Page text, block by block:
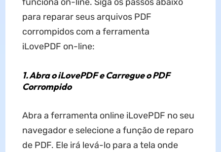
para reparar seus arquivos PDF
corrompidos com a ferramenta
iLovePDF on-line:
1. Abra o iLovePDF e Carregue o PDF
Corrompido
Abra a ferramenta online iLovePDF no seu
navegador e selecione a função de reparo
de PDF. Ele irá levá-lo para a tela onde